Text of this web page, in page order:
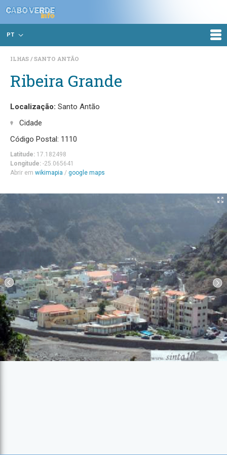
PT
ILHAS SANTO ANTÃO
Ribeira Grande
Localização: Santo Antão
Cidade
Código Postal: 1110
Latitude: 17.182498
Longitude: -25.065641
Abrir em wikimapia / google maps